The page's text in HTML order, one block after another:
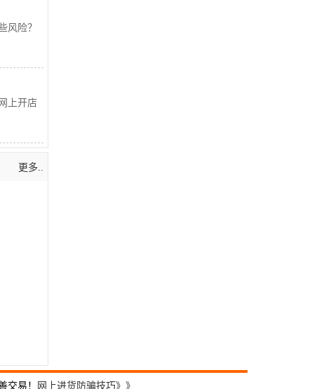
风险？
上开店
更多..
交易！ 网上进货防骗技巧》》